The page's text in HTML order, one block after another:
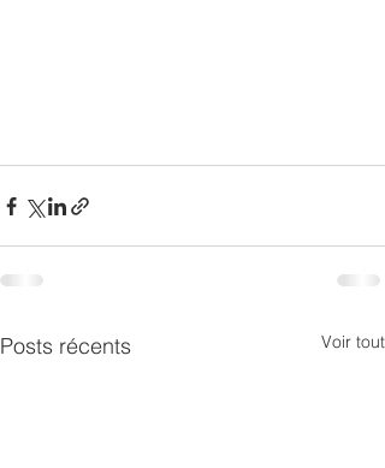
Posts récents Voir tout